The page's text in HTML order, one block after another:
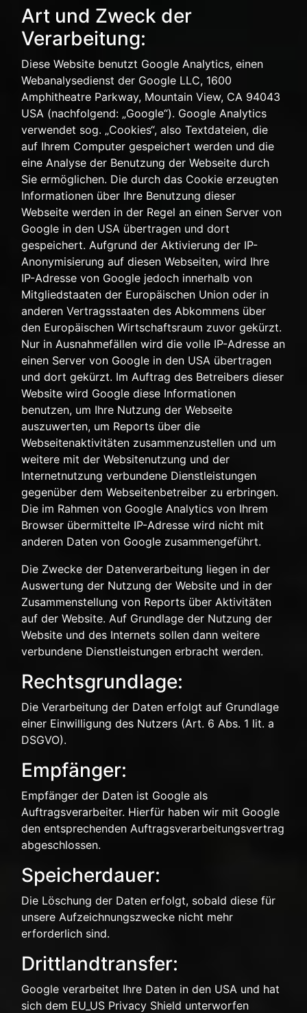
Art und Zweck der
Verarbeitung:
Diese Website benutzt Google Analytics, einen
Webanalysedienst der Google LLC, 1600
Amphitheatre Parkway, Mountain View, CA 94043
USA (nachfolgend: „Google“). Google Analytics
verwendet sog. „Cookies“, also Textdateien, die
auf Ihrem Computer gespeichert werden und die
eine Analyse der Benutzung der Webseite durch
Sie ermöglichen. Die durch das Cookie erzeugten
Informationen über Ihre Benutzung dieser
Webseite werden in der Regel an einen Server von
Google in den USA übertragen und dort
gespeichert. Aufgrund der Aktivierung der IP-
Anonymisierung auf diesen Webseiten, wird Ihre
IP-Adresse von Google jedoch innerhalb von
Mitgliedstaaten der Europäischen Union oder in
anderen Vertragsstaaten des Abkommens über
den Europäischen Wirtschaftsraum zuvor gekürzt.
Nur in Ausnahmefällen wird die volle IP-Adresse an
einen Server von Google in den USA übertragen
und dort gekürzt. Im Auftrag des Betreibers dieser
Website wird Google diese Informationen
benutzen, um Ihre Nutzung der Webseite
auszuwerten, um Reports über die
Webseitenaktivitäten zusammenzustellen und um
weitere mit der Websitenutzung und der
Internetnutzung verbundene Dienstleistungen
gegenüber dem Webseitenbetreiber zu erbringen.
Die im Rahmen von Google Analytics von Ihrem
Browser übermittelte IP-Adresse wird nicht mit
anderen Daten von Google zusammengeführt.
Die Zwecke der Datenverarbeitung liegen in der
Auswertung der Nutzung der Website und in der
Zusammenstellung von Reports über Aktivitäten
auf der Website. Auf Grundlage der Nutzung der
Website und des Internets sollen dann weitere
verbundene Dienstleistungen erbracht werden.
Rechtsgrundlage:
Die Verarbeitung der Daten erfolgt auf Grundlage
einer Einwilligung des Nutzers (Art. 6 Abs. 1 lit. a
DSGVO).
Empfänger:
Empfänger der Daten ist Google als
Auftragsverarbeiter. Hierfür haben wir mit Google
den entsprechenden Auftragsverarbeitungsvertrag
abgeschlossen.
Speicherdauer:
Die Löschung der Daten erfolgt, sobald diese für
unsere Aufzeichnungszwecke nicht mehr
erforderlich sind.
Drittlandtransfer:
Google verarbeitet Ihre Daten in den USA und hat
sich dem EU_US Privacy Shield unterworfen